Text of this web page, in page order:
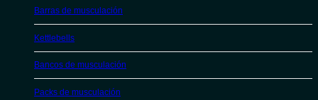
Barras de musculación
Kettlebells
Bancos de musculación
Packs de musculación